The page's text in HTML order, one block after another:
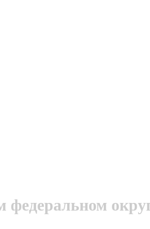
федеральном